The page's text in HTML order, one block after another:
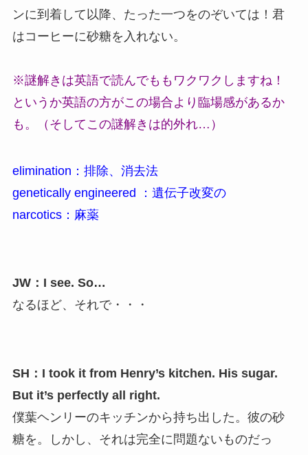
ンに到着して以降、たった一つをのぞいては！君
はコーヒーに砂糖を入れない。
※謎解きは英語で読んでももワクワクしますね！
というか英語の方がこの場合より臨場感があるか
も。（そしてこの謎解きは的外れ…）
elimination：排除、消去法
genetically engineered ：遺伝子改変の
narcotics：麻薬
JW：I see. So…
なるほど、それで・・・
SH：I took it from Henry’s kitchen. His sugar.
But it’s perfectly all right.
僕葉ヘンリーのキッチンから持ち出した。彼の砂
糖を。しかし、それは完全に問題ないものだっ